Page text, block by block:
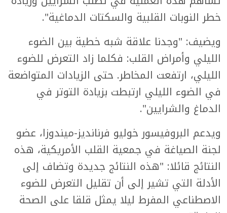
خطر النوبات القلبية والسكتات الدماغية".
ويضيف: "وجدنا علاقة شبه خطية بين الضوء
الليلي وأمراض القلب: فكلما زاد التعرض للضوء
الليلي، ارتفعت المخاطر. حتى الزيادات المتواضعة
في الضوء الليلي ارتبطت بزيادة التوتر في
الدماغ والشرايين".
ويدعم البروفيسور خوليو فرنانديز-ميندوزا، عضو
لجنة الصياغة في جمعية القلب الأمريكية، هذه
النتائج قائلا: "هذه النتائج جديدة وتضاف إلى
الأدلة التي تشير إلى أن تقليل التعرض للضوء
الاصطناعي المفرط ليلا يمثل قلقا على الصحة